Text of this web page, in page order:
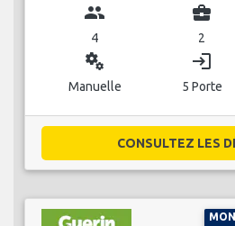
group
4
business_center
2
miscellaneous_services
Manuelle
login
5 Porte
CONSULTEZ LES